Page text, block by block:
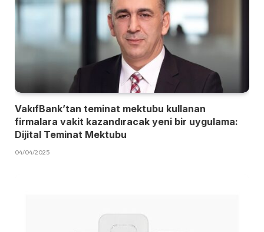
VakıfBank’tan teminat mektubu kullanan
firmalara vakit kazandıracak yeni bir uygulama:
Dijital Teminat Mektubu
04/04/2025